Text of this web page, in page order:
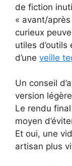
de fiction
« avant/
curieux
utiles
d’une veille
Un conseil
version
Le rendu
moyen
Et oui, une
artisan plus